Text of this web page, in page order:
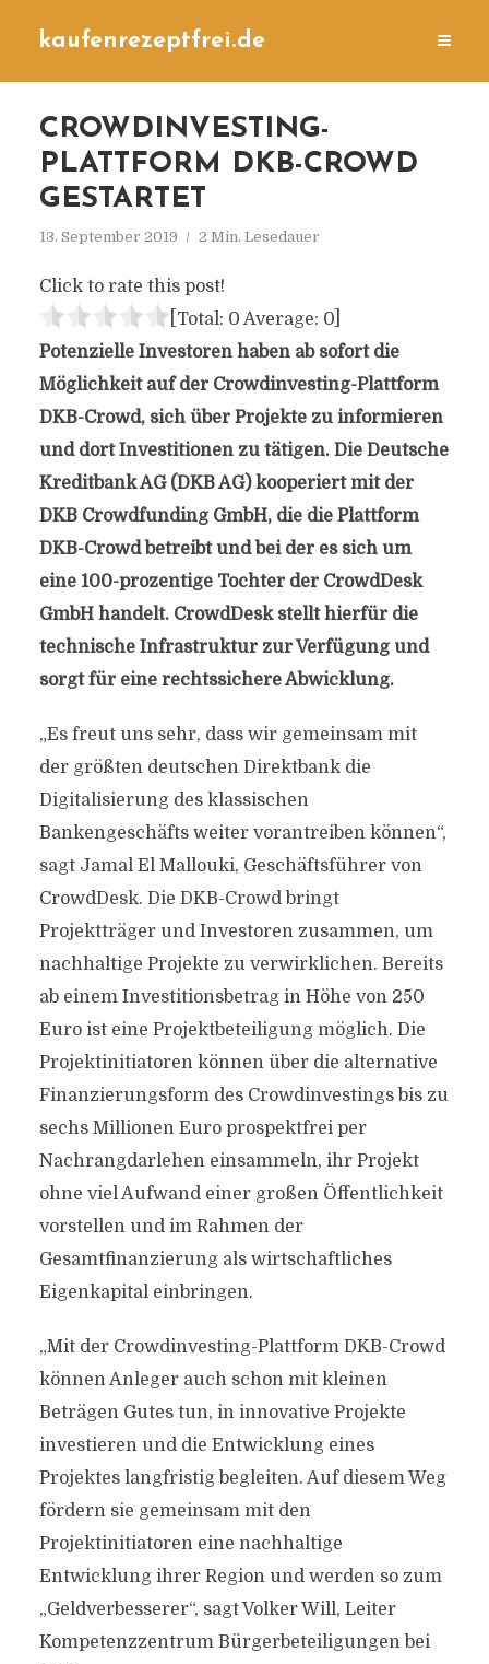
kaufenrezeptfrei.de
CROWDINVESTING-
PLATTFORM DKB-CROWD
GESTARTET
13. September 2019 2 Min. Lesedauer
Click to rate this post!
[Total: 0 Average: 0]
Potenzielle Investoren haben ab sofort die
Möglichkeit auf der Crowdinvesting-Plattform
DKB-Crowd, sich über Projekte zu informieren
und dort Investitionen zu tätigen. Die Deutsche
Kreditbank AG (DKB AG) kooperiert mit der
DKB Crowdfunding GmbH, die die Plattform
DKB-Crowd betreibt und bei der es sich um
eine 100-prozentige Tochter der CrowdDesk
GmbH handelt. CrowdDesk stellt hierfür die
technische Infrastruktur zur Verfügung und
sorgt für eine rechtssichere Abwicklung.
„Es freut uns sehr, dass wir gemeinsam mit
der größten deutschen Direktbank die
Digitalisierung des klassischen
Bankengeschäfts weiter vorantreiben können“,
sagt Jamal El Mallouki, Geschäftsführer von
CrowdDesk. Die DKB-Crowd bringt
Projektträger und Investoren zusammen, um
nachhaltige Projekte zu verwirklichen. Bereits
ab einem Investitionsbetrag in Höhe von 250
Euro ist eine Projektbeteiligung möglich. Die
Projektinitiatoren können über die alternative
Finanzierungsform des Crowdinvestings bis zu
sechs Millionen Euro prospektfrei per
Nachrangdarlehen einsammeln, ihr Projekt
ohne viel Aufwand einer großen Öffentlichkeit
vorstellen und im Rahmen der
Gesamtfinanzierung als wirtschaftliches
Eigenkapital einbringen.
„Mit der Crowdinvesting-Plattform DKB-Crowd
können Anleger auch schon mit kleinen
Beträgen Gutes tun, in innovative Projekte
investieren und die Entwicklung eines
Projektes langfristig begleiten. Auf diesem Weg
fördern sie gemeinsam mit den
Projektinitiatoren eine nachhaltige
Entwicklung ihrer Region und werden so zum
„Geldverbesserer“, sagt Volker Will, Leiter
Kompetenzzentrum Bürgerbeteiligungen bei